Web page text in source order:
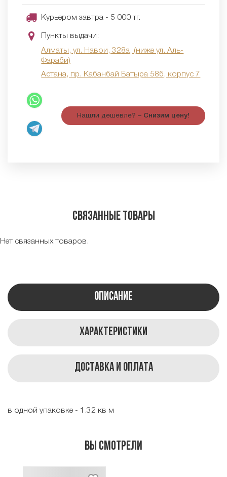
Курьером завтра - 5 000 тг.
Пункты выдачи:
Алматы, ул. Навои, 328а, (ниже ул. Аль-
Фараби)
Астана, пр. Кабанбай Батыра 58б, корпус 7
Нашли дешевле? – Снизим цену!
Связанные товары
Нет связанных товаров.
Описание
Характеристики
Доставка и оплата
в одной упаковке - 1.32 кв м
Вы смотрели